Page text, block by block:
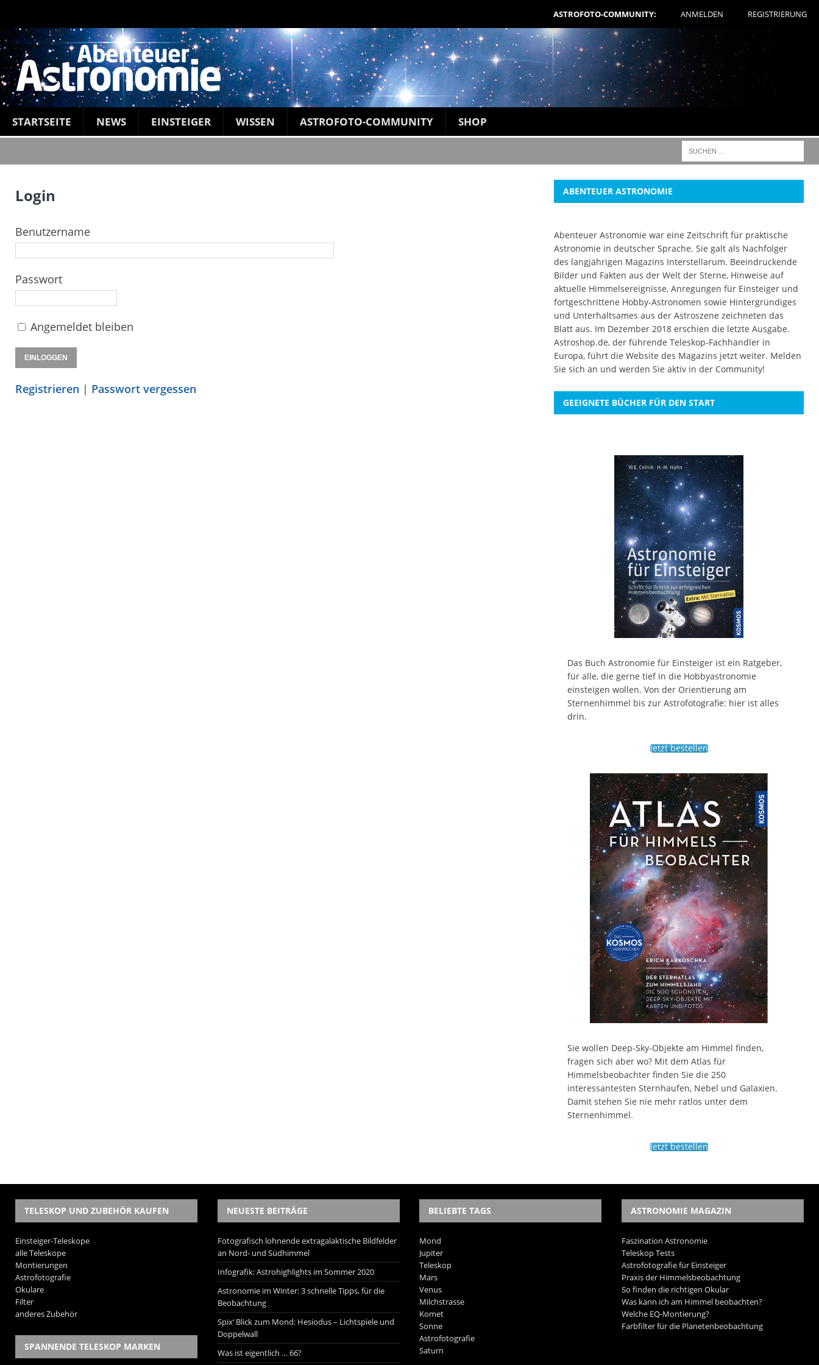
ASTROFOTO-COMMUNITY: ANMELDEN REGISTRIERUNG
STARTSEITE NEWS EINSTEIGER WISSEN ASTROFOTO-COMMUNITY SHOP
Login
Benutzername
Passwort
Angemeldet bleiben
Registrieren | Passwort vergessen
ABENTEUER ASTRONOMIE
Abenteuer Astronomie war eine Zeitschrift für praktische
Astronomie in deutscher Sprache. Sie galt als Nachfolger
des langjährigen Magazins Interstellarum. Beeindruckende
Bilder und Fakten aus der Welt der Sterne, Hinweise auf
aktuelle Himmelsereignisse, Anregungen für Einsteiger und
fortgeschrittene Hobby-Astronomen sowie Hintergründiges
und Unterhaltsames aus der Astroszene zeichneten das
Blatt aus. Im Dezember 2018 erschien die letzte Ausgabe.
Astroshop.de, der führende Teleskop-Fachhändler in
Europa, führt die Website des Magazins jetzt weiter. Melden
Sie sich an und werden Sie aktiv in der Community!
GEEIGNETE BÜCHER FÜR DEN START
Das Buch Astronomie für Einsteiger ist ein Ratgeber,
für alle, die gerne tief in die Hobbyastronomie
einsteigen wollen. Von der Orientierung am
Sternenhimmel bis zur Astrofotografie: hier ist alles
drin.
Jetzt bestellen
Sie wollen Deep-Sky-Objekte am Himmel finden,
fragen sich aber wo? Mit dem Atlas für
Himmelsbeobachter finden Sie die 250
interessantesten Sternhaufen, Nebel und Galaxien.
Damit stehen Sie nie mehr ratlos unter dem
Sternenhimmel.
Jetzt bestellen
TELESKOP UND ZUBEHÖR KAUFEN
Einsteiger-Teleskope
alle Teleskope
Montierungen
Astrofotografie
Okulare
Filter
anderes Zubehör
SPANNENDE TELESKOP MARKEN
NEUESTE BEITRÄGE
Fotografisch lohnende extragalaktische Bildfelder
an Nord- und Südhimmel
Infografik: Astrohighlights im Sommer 2020
Astronomie im Winter: 3 schnelle Tipps, für die
Beobachtung
Spix‘ Blick zum Mond: Hesiodus – Lichtspiele und
Doppelwall
Was ist eigentlich … 66?
BELIEBTE TAGS
Mond
Jupiter
Teleskop
Mars
Venus
Milchstrasse
Komet
Sonne
Astrofotografie
Saturn
ASTRONOMIE MAGAZIN
Faszination Astronomie
Teleskop Tests
Astrofotografie für Einsteiger
Praxis der Himmelsbeobachtung
So finden die richtigen Okular
Was kann ich am Himmel beobachten?
Welche EQ-Montierung?
Farbfilter für die Planetenbeobachtung